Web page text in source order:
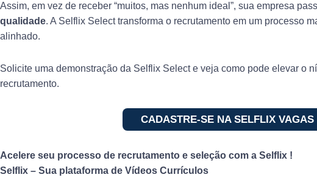
Assim, em vez de receber “muitos, mas nenhum ideal”, sua empresa
qualidade. A Selflix Select transforma o recrutamento em um processo
alinhado.
Solicite uma demonstração da Selflix Select e veja como pode elevar o
recrutamento.
CADASTRE-SE NA SELFLIX VAGAS
Acelere seu processo de recrutamento e seleção com a Selflix !
Selflix – Sua plataforma de Vídeos Currículos